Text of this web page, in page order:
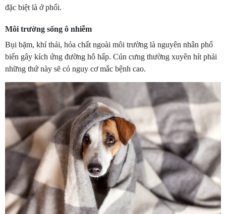
đặc biệt là ở phổi.
Môi trường sống ô nhiễm
Bụi bặm, khí thải, hóa chất ngoài môi trường là nguyên nhân phổ
biến gây kích ứng đường hô hấp. Cún cưng thường xuyên hít phải
những thứ này sẽ có nguy cơ mắc bệnh cao.